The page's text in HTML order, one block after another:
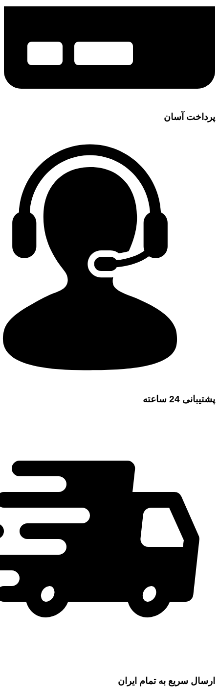
پرداخت آسان
پشتیبانی 24 ساعته
ارسال سریع به تمام ایران